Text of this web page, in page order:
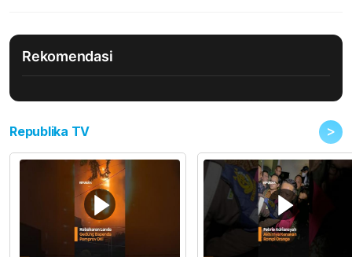
Rekomendasi
Republika TV >